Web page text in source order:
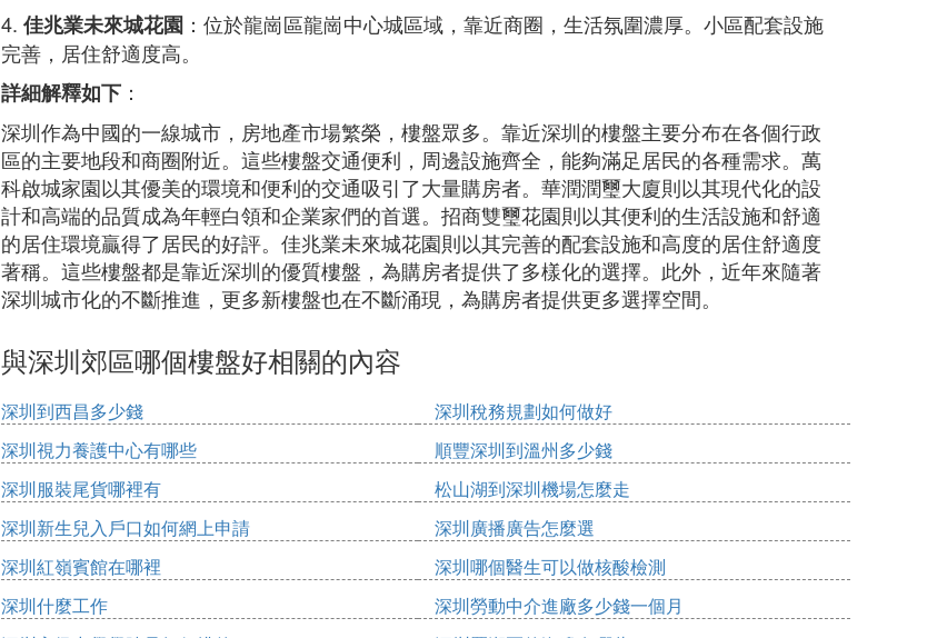
4. 佳兆業未來城花園 ：位於龍崗區龍崗中心城區域，靠近商圈，生活氛圍濃厚。小區配套設施
完善，居住舒適度高。
詳細解釋如下 ：
深圳作為中國的一線城市，房地產市場繁榮，樓盤眾多。靠近深圳的樓盤主要分布在各個行政
區的主要地段和商圈附近。這些樓盤交通便利，周邊設施齊全，能夠滿足居民的各種需求。萬
科啟城家園以其優美的環境和便利的交通吸引了大量購房者。華潤潤璽大廈則以其現代化的設
計和高端的品質成為年輕白領和企業家們的首選。招商雙璽花園則以其便利的生活設施和舒適
的居住環境贏得了居民的好評。佳兆業未來城花園則以其完善的配套設施和高度的居住舒適度
著稱。這些樓盤都是靠近深圳的優質樓盤，為購房者提供了多樣化的選擇。此外，近年來隨著
深圳城市化的不斷推進，更多新樓盤也在不斷涌現，為購房者提供更多選擇空間。
與深圳郊區哪個樓盤好相關的內容
深圳到西昌多少錢
深圳稅務規劃如何做好
深圳視力養護中心有哪些
順豐深圳到溫州多少錢
深圳服裝尾貨哪裡有
松山湖到深圳機場怎麼走
深圳新生兒入戶口如何網上申請
深圳廣播廣告怎麼選
深圳紅嶺賓館在哪裡
深圳哪個醫生可以做核酸檢測
深圳什麼工作
深圳勞動中介進廠多少錢一個月